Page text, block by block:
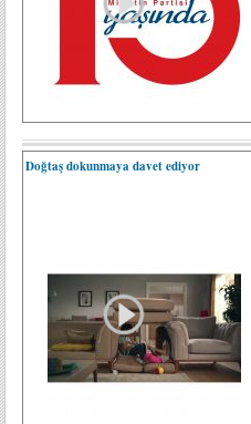
Doğtaş dokunmaya davet ediyor